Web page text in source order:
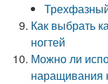
Как выбрать
ногтей
Можно ли
наращивания